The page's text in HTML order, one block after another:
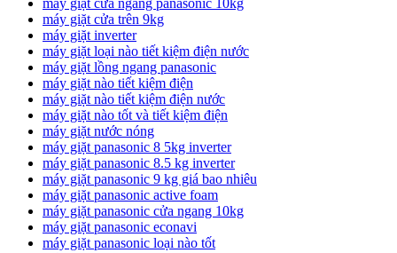
máy giặt cửa ngang panasonic 10kg
máy giặt cửa trên 9kg
máy giặt inverter
máy giặt loại nào tiết kiệm điện nước
máy giặt lồng ngang panasonic
máy giặt nào tiết kiệm điện
máy giặt nào tiết kiệm điện nước
máy giặt nào tốt và tiết kiệm điện
máy giặt nước nóng
máy giặt panasonic 8 5kg inverter
máy giặt panasonic 8.5 kg inverter
máy giặt panasonic 9 kg giá bao nhiêu
máy giặt panasonic active foam
máy giặt panasonic cửa ngang 10kg
máy giặt panasonic econavi
máy giặt panasonic loại nào tốt